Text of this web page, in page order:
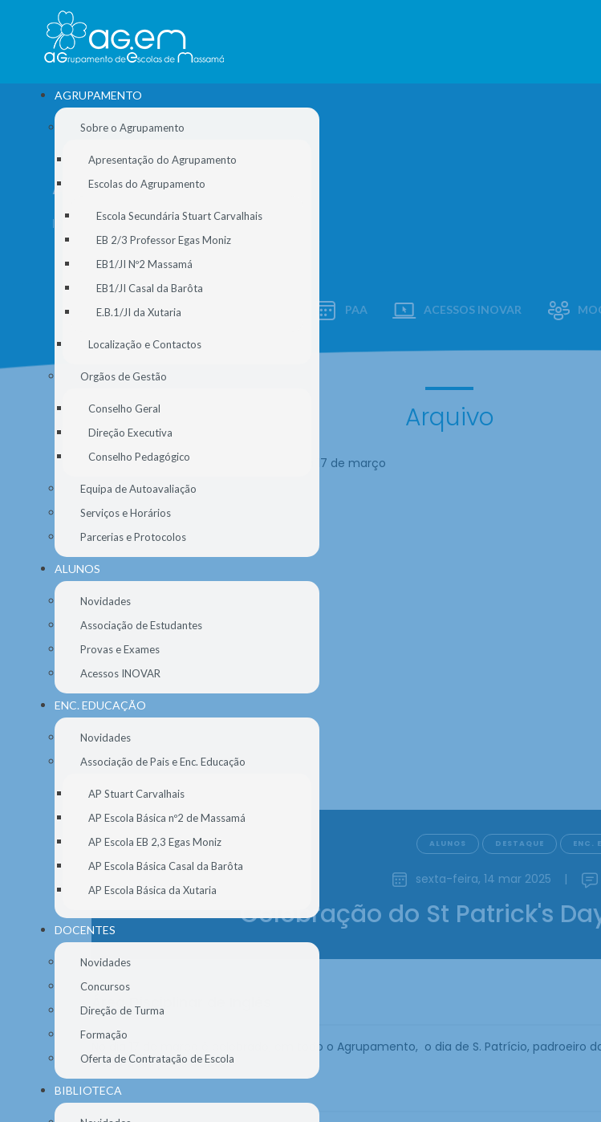
AGRUPAMENTO
Sobre o Agrupamento
Apresentação do Agrupamento
Escolas do Agrupamento
Escola Secundária Stuart Carvalhais
EB 2/3 Professor Egas Moniz
EB1/JI Nº2 Massamá
EB1/JI Casal da Barôta
E.B.1/JI da Xutaria
Localização e Contactos
Orgãos de Gestão
Conselho Geral
Direção Executiva
Conselho Pedagógico
Equipa de Autoavaliação
Serviços e Horários
Parcerias e Protocolos
ALUNOS
Novidades
Associação de Estudantes
Provas e Exames
Acessos INOVAR
ENC. EDUCAÇÃO
Novidades
Associação de Pais e Enc. Educação
AP Stuart Carvalhais
AP Escola Básica nº2 de Massamá
AP Escola EB 2,3 Egas Moniz
AP Escola Básica Casal da Barôta
AP Escola Básica da Xutaria
DOCENTES
Novidades
Concursos
Direção de Turma
Formação
Oferta de Contratação de Escola
BIBLIOTECA
ARQUIVO
Início //Notícias //Arquivo
PAA ACESSOS INOVAR
Arquivo
ALUNOS DESTAQUE ENC.
sexta-feira, 14 mar 2025 |
Celebração do St Patrick's
Área Disciplinar de Inglês
No dia 17 de março é celebrado, em todo o Agrupamento, o dia de S. Patrício, padroeiro
elaborados pelos alunos.